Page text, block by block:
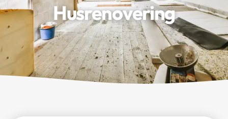
Husrenovering